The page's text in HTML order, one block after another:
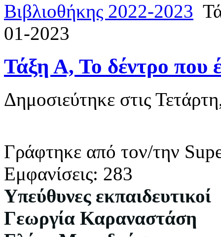
Βιβλιοθήκης 2022-2023
01-2023
Τάξη Α, Το δέντρο που
Δημοσιεύτηκε στις
Γράφτηκε από τον/την
Εμφανίσεις: 283
Υπεύθυνες εκπαιδευτικοί
Γεωργία Καραναστάση